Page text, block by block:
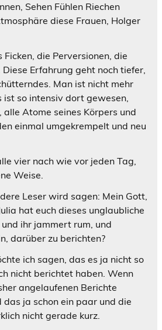
Sehen Fühlen Riechen
diese Frauen, Holger
Ficken, die Perversionen, die
Erfahrung geht noch tiefer,
Man ist nicht mehr
ist so intensiv dort gewesen,
alle Atome seines Körpers und
einmal umgekrempelt und neu
vier nach wie vor jeden Tag,
Weise.
Leser wird sagen: Mein Gott,
hat euch dieses unglaubliche
ihr jammert rum, und
darüber zu berichten?
ich sagen, das es ja nicht so
nicht berichtet haben. Wenn
angelaufenen Berichte
ja schon ein paar und die
nicht gerade kurz.